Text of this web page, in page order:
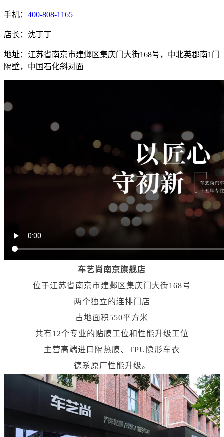
手机： 400-808-1165
店长：沈丁丁
地址：江苏省南京市建邺区集庆门大街168号，中北英郡南1门
隔壁，中国石化斜对面
车艺尚南京旗舰店
位于江苏省南京市建邺区集庆门大街168号
两个独立的连排门店
占地面积550平方米
共有12个专业的贴膜工位和性能升级工位
主营高端进口隔热膜、TPU隐形车衣
德系原厂性能升级。